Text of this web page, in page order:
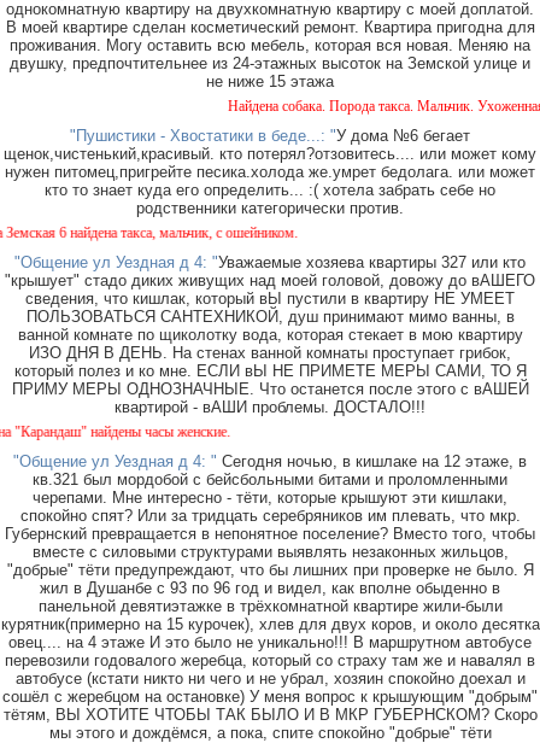
однокомнатную квартиру на двухкомнатную квартиру с моей доплатой.
В моей квартире сделан косметический ремонт. Квартира пригодна для
проживания. Могу оставить всю мебель, которая вся новая. Меняю на
двушку, предпочтительнее из 24-этажных высоток на Земской улице и
не ниже 15 этажа
Найдена собака. Порода такса. Мальчик.
"Пушистики - Хвостатики в беде...: "У дома №6 бегает
щенок,чистенький,красивый. кто потерял?отзовитесь.... или может кому
нужен питомец,пригрейте песика.холода же.умрет бедолага. или может
кто то знает куда его определить... :( хотела забрать себе но
родственники категорически против.
6 найдена такса, мальчик, с ошейником.
"Общение ул Уездная д 4: "Уважаемые хозяева квартиры 327 или кто
"крышует" стадо диких живущих над моей головой, довожу до вАШЕГО
сведения, что кишлак, который вЫ пустили в квартиру НЕ УМЕЕТ
ПОЛЬЗОВАТЬСЯ САНТЕХНИКОЙ, душ принимают мимо ванны, в
ванной комнате по щиколотку вода, которая стекает в мою квартиру
ИЗО ДНЯ В ДЕНЬ. На стенах ванной комнаты проступает грибок,
который полез и ко мне. ЕСЛИ вЫ НЕ ПРИМЕТЕ МЕРЫ САМИ, ТО Я
ПРИМУ МЕРЫ ОДНОЗНАЧНЫЕ. Что останется после этого с вАШЕЙ
квартирой - вАШИ проблемы. ДОСТАЛО!!!
найдены часы женские.
"Общение ул Уездная д 4: " Сегодня ночью, в кишлаке на 12 этаже, в
кв.321 был мордобой с бейсбольными битами и проломленными
черепами. Мне интересно - тёти, которые крышуют эти кишлаки,
спокойно спят? Или за тридцать серебряников им плевать, что мкр.
Губернский превращается в непонятное поселение? Вместо того, чтобы
вместе с силовыми структурами выявлять незаконных жильцов,
"добрые" тёти предупреждают, что бы лишних при проверке не было. Я
жил в Душанбе с 93 по 96 год и видел, как вполне обыденно в
панельной девятиэтажке в трёхкомнатной квартире жили-были
курятник(примерно на 15 курочек), хлев для двух коров, и около десятка
овец.... на 4 этаже И это было не уникально!!! В маршрутном автобусе
перевозили годовалого жеребца, который со страху там же и навалял в
автобусе (кстати никто ни чего и не убрал, хозяин спокойно доехал и
сошёл с жеребцом на остановке) У меня вопрос к крышующим "добрым"
тётям, ВЫ ХОТИТЕ ЧТОБЫ ТАК БЫЛО И В МКР ГУБЕРНСКОМ? Скоро
мы этого и дождёмся, а пока, спите спокойно "добрые" тёти